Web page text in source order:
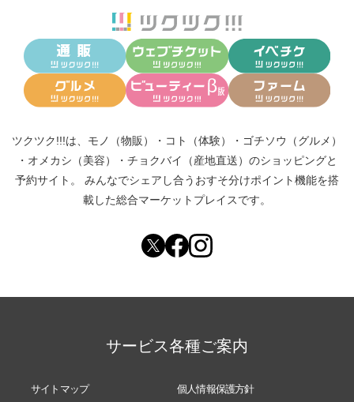
ツクツク!!!は、 モノ（物販） ・ コト（体験） ・ ゴチソウ（グルメ）
・ オメカシ（美容） ・ チョクバイ（産地直送） のショッピングと
予約サイト。
みんなでシェアし合う おすそ分けポイント機能を搭
載した総合マーケットプレイスです。
サービス各種ご案内
サイトマップ 個人情報保護方針